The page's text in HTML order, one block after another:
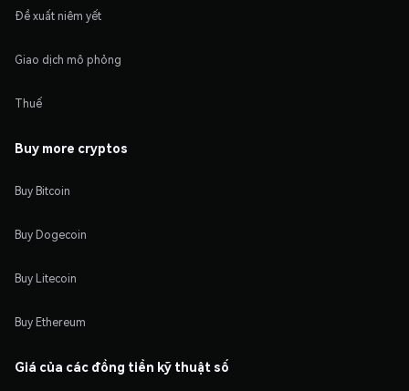
Đề xuất niêm yết
Giao dịch mô phỏng
Thuế
Buy more cryptos
Buy Bitcoin
Buy Dogecoin
Buy Litecoin
Buy Ethereum
Giá của các đồng tiền kỹ thuật số